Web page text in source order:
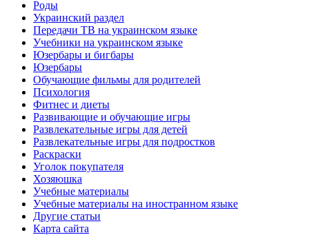
Роды
Украинский раздел
Передачи ТВ на украинском языке
Учебники на украинском языке
Юзербары и бигбары
Юзербары
Обучающие фильмы для родителей
Психология
Фитнес и диеты
Развивающие и обучающие игры
Развлекательные игры для детей
Развлекательные игры для подростков
Раскраски
Уголок покупателя
Хозяюшка
Учебные материалы
Учебные материалы на иностранном языке
Другие статьи
Карта сайта